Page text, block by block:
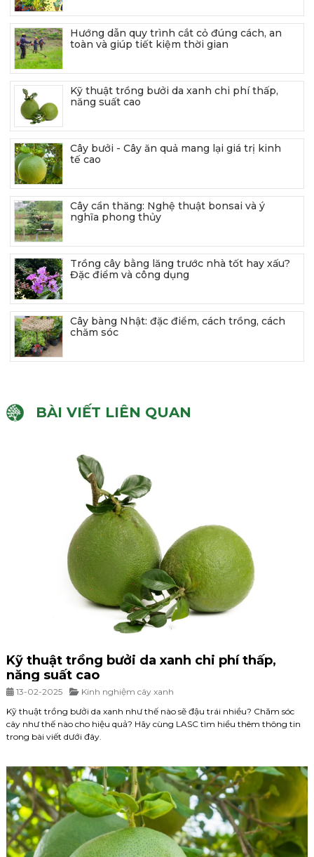
Hướng dẫn quy trình cắt cỏ đúng cách, an
toàn và giúp tiết kiệm thời gian
Kỹ thuật trồng bưởi da xanh chi phí thấp,
năng suất cao
Cây bưởi - Cây ăn quả mang lại giá trị kinh
tế cao
Cây cần thăng: Nghệ thuật bonsai và ý
nghĩa phong thủy
Trồng cây bằng lăng trước nhà tốt hay xấu?
Đặc điểm và công dụng
Cây bàng Nhật: đặc điểm, cách trồng, cách
chăm sóc
BÀI VIẾT LIÊN QUAN
Kỹ thuật trồng bưởi da xanh chi phí thấp,
năng suất cao
13-02-2025
Kinh nghiệm cây xanh
Kỹ thuật trồng bưởi da xanh như thế nào sẽ đậu trái nhiều? Chăm sóc
cây như thế nào cho hiệu quả? Hãy cùng LASC tìm hiểu thêm thông tin
trong bài viết dưới đây.